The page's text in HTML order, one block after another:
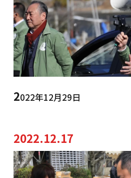
2022年12月29日
2022.12.17